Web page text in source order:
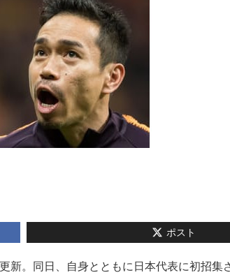
ポスト
新。同日、自身とともに日本代表に初招集